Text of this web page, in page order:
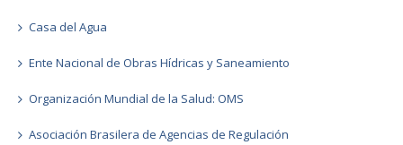
Casa del Agua
Ente Nacional de Obras Hídricas y Saneamiento
Organización Mundial de la Salud: OMS
Asociación Brasilera de Agencias de Regulación